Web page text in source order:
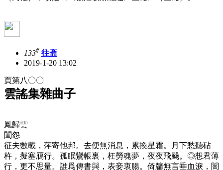
133# 往斋
2019-1-20 13:02
頁第八〇〇
雲謠集雜曲子
鳳歸雲
閨怨
征夫數載，萍寄他邦。去便無消息，累換星霜。月下愁聽砧
杵，擬塞鴈行。孤眠鸞帳裏，枉勞魂夢，夜夜飛颺。◎想君薄
行，更不思量。誰爲傳書與，表妾衷腸。倚牖無言垂血淚，闇